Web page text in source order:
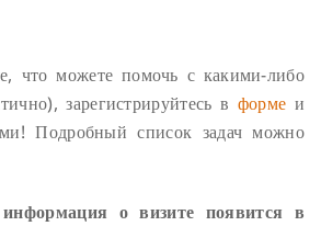
что можете помочь с какими-либо
зарегистрируйтесь в форме и
Подробный список задач можно
о визите появится в